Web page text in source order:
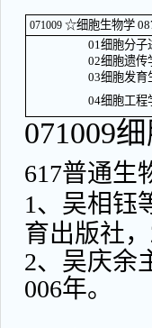
071009 ☆细胞生物学
01细胞分子
02细胞遗传
03细胞发育
04细胞工程
071009
617普通生
1、吴相钰
育出版社，
2、吴庆余
006年。